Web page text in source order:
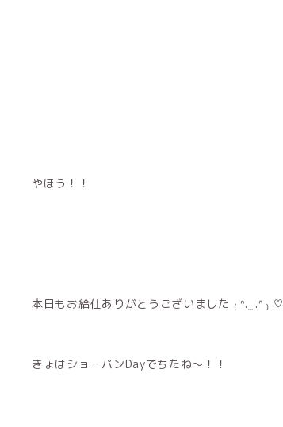
やほう！！
本日もお給仕ありがとうございました ₍ ᐢ. ̫ .ᐢ ₎ ♡
きょはショーパンDayでちたね〜！！